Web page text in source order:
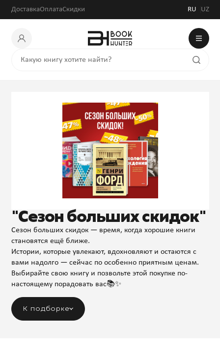
ДоставкаОплатаСкидки RU UZ
"Сезон больших скидок"
Сезон больших скидок — время, когда хорошие книги
становятся ещё ближе.
Истории, которые увлекают, вдохновляют и остаются с
вами надолго — сейчас по особенно приятным ценам.
Выбирайте свою книгу и позвольте этой покупке по-
настоящему порадовать вас📚✨
К подборке